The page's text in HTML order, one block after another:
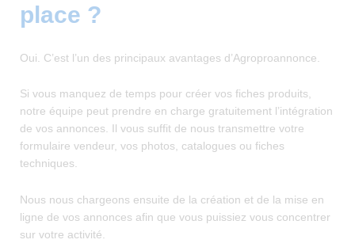
place ?
Oui. C’est l’un des principaux avantages d’Agroproannonce.
Si vous manquez de temps pour créer vos fiches produits,
notre équipe peut prendre en charge gratuitement l’intégration
de vos annonces. Il vous suffit de nous transmettre votre
formulaire vendeur, vos photos, catalogues ou fiches
techniques.
Nous nous chargeons ensuite de la création et de la mise en
ligne de vos annonces afin que vous puissiez vous concentrer
sur votre activité.